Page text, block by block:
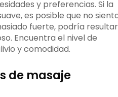
y preferencias. Si la
es posible que no
fuerte, podría resultar
Encuentra el nivel de
y comodidad.
de masaje